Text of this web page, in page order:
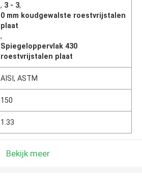
, 3 - 3,
0 mm koudgewalste roestvrijstalen
plaat
,
Spiegeloppervlak 430
roestvrijstalen plaat
AISI, ASTM
150
1.33
Bekijk meer